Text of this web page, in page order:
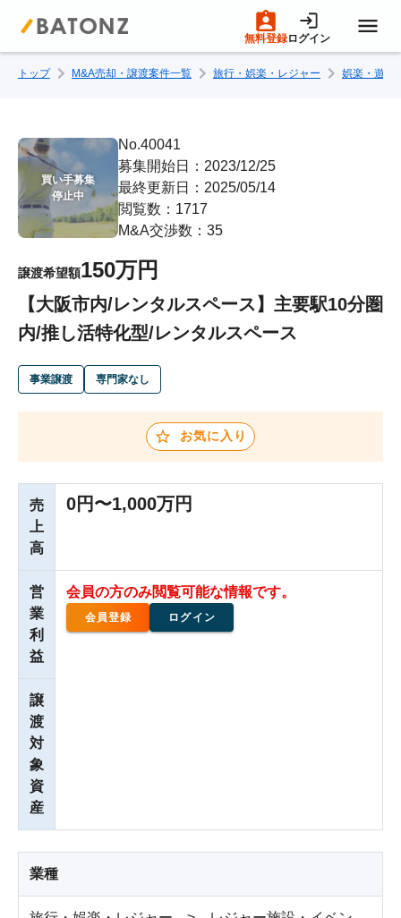
無料登録ログイン
トップページ
M&A案件一覧
売りたい方へ
成約事例
M&A専門家の方へ
トップ M&A売却・譲渡案件一覧 旅行・娯楽・レジャー 娯楽・遊技
買い手募集
停止中
No.40041
募集開始日：2023/12/25
最終更新日：2025/05/14
閲覧数：1717
M&A交渉数：35
譲渡希望額150万円
【大阪市内/レンタルスペース】主要駅10分圏
内/推し活特化型/レンタルスペース
事業譲渡 専門家なし
お気に入り
売
上
高
0円〜1,000万円
営
業
利
益
会員の方のみ閲覧可能な情報です。
会員登録 ログイン
譲
渡
対
象
資
産
業種